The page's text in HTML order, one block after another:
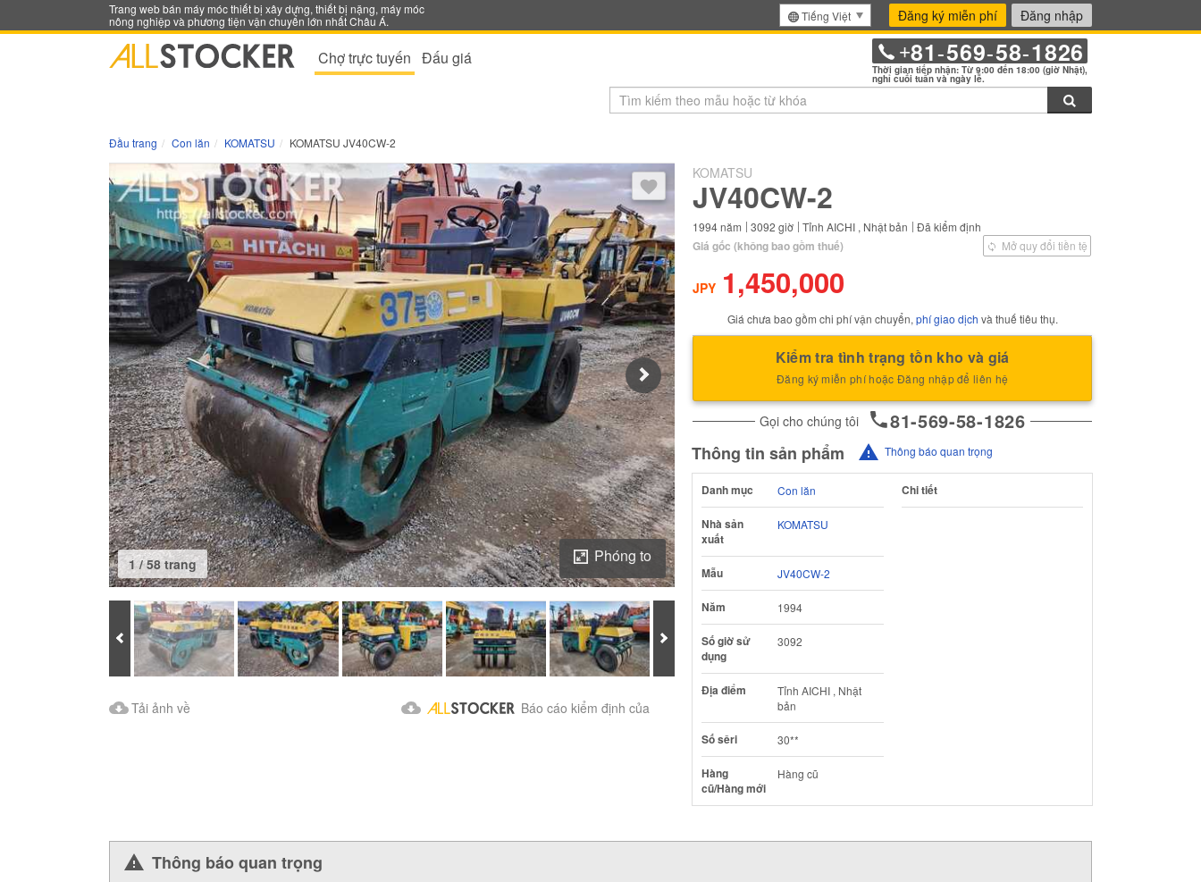
Trang web bán máy móc thiết bị xây dựng, thiết bị nặng, máy móc
nông nghiệp và phương tiện vận chuyển lớn nhất Châu Á.
Tiếng Việt Đăng ký miễn phí Đăng nhập
Chợ trực tuyến Đấu giá +81 -569-58-1826
Thời gian tiếp nhận: Từ 9:00 đến 18:00 (giờ Nhật),
nghỉ cuối tuần và ngày lễ.
Đầu trang Con lăn KOMATSU KOMATSU JV40CW-2
KOMATSU
JV40CW-2
1994năm 3092 giờ Tỉnh AICHI , Nhật bản Đã kiểm định
1 / 58 trang Phóng to
Sau khi đăng nhập, bạn có thể đánh dấu mặt hàng này vào thư mục bookmark.
Prev Tiếp theo
Tải ảnh về Báo cáo kiểm định của
Giá gốc (không bao gồm thuế)
JPY 1,450,000
Mở quy đổi tiền tệ
Giá chưa bao gồm chi phí vận chuyển,phí giao dịch và thuế tiêu thụ.
Kiểm tra tình trạng tồn kho và giá
Đăng ký miễn phí hoặc Đăng nhập để liên hệ
Gọi cho chúng tôi 81-569-58-1826
Thông tin sản phẩm Thông báo quan trọng
Danh mục Con lăn
Nhà sản
xuất
KOMATSU
Mẫu JV40CW-2
Năm 1994
Số giờ sử
dụng
3092
Địa điểm
Tỉnh AICHI , Nhật
bản
Số sêri 30**
Hàng
cũ/Hàng mới
Hàng cũ
Chi tiết
Thông báo quan trọng